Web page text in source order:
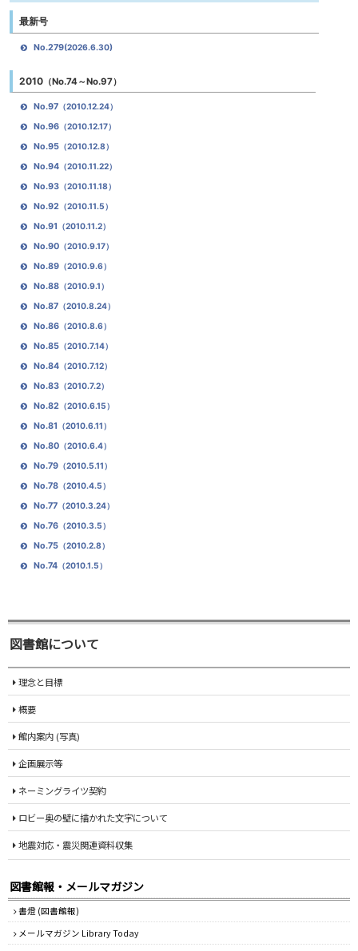
最新号
No.279(2026.6.30)
2010（No.74～No.97）
No.97（2010.12.24）
No.96（2010.12.17）
No.95（2010.12.8）
No.94（2010.11.22）
No.93（2010.11.18）
No.92 （2010.11.5）
No.91 （2010.11.2）
No.90（2010.9.17）
No.89（2010.9.6）
No.88（2010.9.1）
No.87（2010.8.24）
No.86（2010.8.6）
No.85（2010.7.14）
No.84（2010.7.12）
No.83（2010.7.2）
No.82 （2010.6.15）
No.81 （2010.6.11）
No.80（2010.6.4）
No.79（2010.5.11）
No.78（2010.4.5）
No.77（2010.3.24）
No.76（2010.3.5）
No.75（2010.2.8）
No.74（2010.1.5）
図書館について
理念と目標
概要
館内案内 (写真)
企画展示等
ネーミングライツ契約
ロビー奥の壁に描かれた文字について
地震対応・震災関連資料収集
図書館報・メールマガジン
書燈 (図書館報)
メールマガジン Library Today